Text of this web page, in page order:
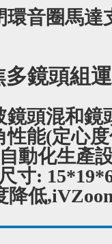
環音圈馬達
多鏡頭組
鏡頭混和鏡
性能(定心
動化生產
寸:
降低